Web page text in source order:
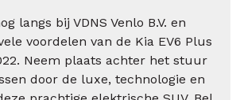
langs bij VDNS Venlo B.V. en
voordelen van de Kia EV6 Plus
Neem plaats achter het stuur
door de luxe, technologie en